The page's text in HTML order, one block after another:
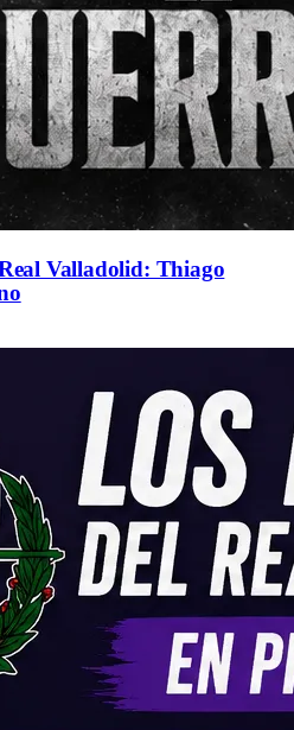
Valladolid: Thiago